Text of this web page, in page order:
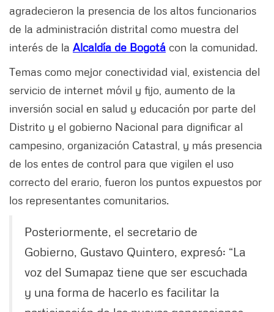
agradecieron la presencia de los altos funcionarios
de la administración distrital como muestra del
interés de la Alcaldía de Bogotá con la comunidad.
Temas como mejor conectividad vial, existencia del
servicio de internet móvil y fijo, aumento de la
inversión social en salud y educación por parte del
Distrito y el gobierno Nacional para dignificar al
campesino, organización Catastral, y más presencia
de los entes de control para que vigilen el uso
correcto del erario, fueron los puntos expuestos por
los representantes comunitarios.
Posteriormente, el secretario de
Gobierno, Gustavo Quintero, expresó: “La
voz del Sumapaz tiene que ser escuchada
y una forma de hacerlo es facilitar la